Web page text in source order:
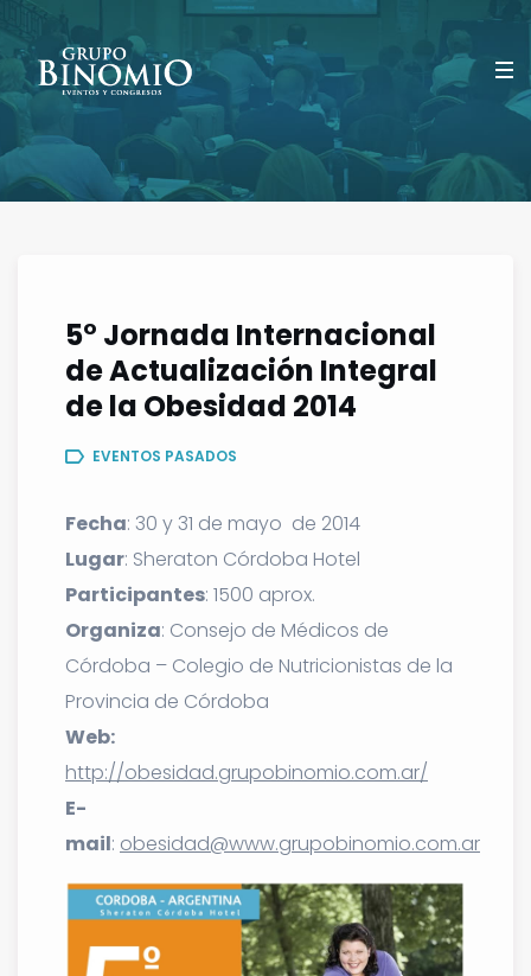
5° Jornada Internacional
de Actualización Integral
de la Obesidad 2014
EVENTOS PASADOS
Fecha: 30 y 31 de mayo de 2014
Lugar: Sheraton Córdoba Hotel
Participantes: 1500 aprox.
Organiza: Consejo de Médicos de
Córdoba – Colegio de Nutricionistas de la
Provincia de Córdoba
Web:
http://obesidad.grupobinomio.com.ar/
E-
mail: obesidad@www.grupobinomio.com.ar